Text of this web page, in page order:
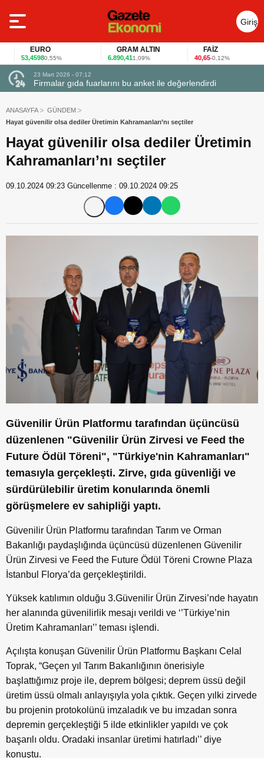
Giriş
Yap
EURO
53,45980,55%
GRAM ALTIN
6.890,411,09%
FAİZ
40,65-0,12%
23 Mart 2026 - 07:12
Firmalar gıda fuarlarını bu anket ile değerlendirdi
ANASAYFA
GÜNDEM
Hayat güvenilir olsa dediler Üretimin Kahramanları’nı seçtiler
Hayat güvenilir olsa dediler Üretimin
Kahramanları’nı seçtiler
09.10.2024 09:23 Güncellenme : 09.10.2024 09:25
Güvenilir Ürün Platformu tarafından üçüncüsü
düzenlenen "Güvenilir Ürün Zirvesi ve Feed the
Future Ödül Töreni", "Türkiye'nin Kahramanları"
temasıyla gerçekleşti. Zirve, gıda güvenliği ve
sürdürülebilir üretim konularında önemli
görüşmelere ev sahipliği yaptı.
Güvenilir Ürün Platformu tarafından Tarım ve Orman
Bakanlığı paydaşlığında üçüncüsü düzenlenen Güvenilir
Ürün Zirvesi ve Feed the Future Ödül Töreni Crowne Plaza
İstanbul Florya’da gerçekleştirildi.
Yüksek katılımın olduğu 3.Güvenilir Ürün Zirvesi’nde hayatın
her alanında güvenilirlik mesajı verildi ve ‘’Türkiye’nin
Üretim Kahramanları’’ teması işlendi.
Açılışta konuşan Güvenilir Ürün Platformu Başkanı Celal
Toprak, “Geçen yıl Tarım Bakanlığının önerisiyle
başlattığımız proje ile, deprem bölgesi; deprem üssü değil
üretim üssü olmalı anlayışıyla yola çıktık. Geçen yılki zirvede
bu projenin protokolünü imzaladık ve bu imzadan sonra
depremin gerçekleştiği 5 ilde etkinlikler yapıldı ve çok
başarılı oldu. Oradaki insanlar üretimi hatırladı’’ diye
konuştu.